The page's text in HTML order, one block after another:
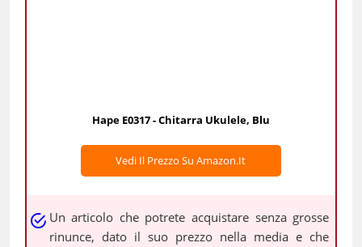
Hape E0317 - Chitarra Ukulele, Blu
Vedi Il Prezzo Su Amazon.it
Un articolo che potrete acquistare senza grosse
rinunce, dato il suo prezzo nella media e che